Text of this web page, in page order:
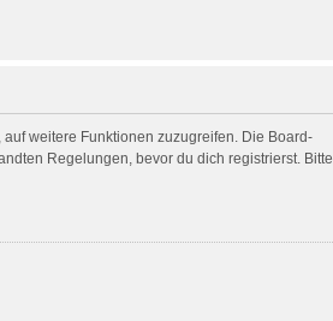
weitere Funktionen zuzugreifen. Die Board-
Regelungen, bevor du dich registrierst. Bitte